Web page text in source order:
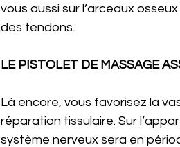
vous aussi sur l’arceaux
des tendons.
LE PISTOLET DE MASSAGE
Là encore, vous favorisez la
réparation tissulaire. Sur
système nerveux sera en